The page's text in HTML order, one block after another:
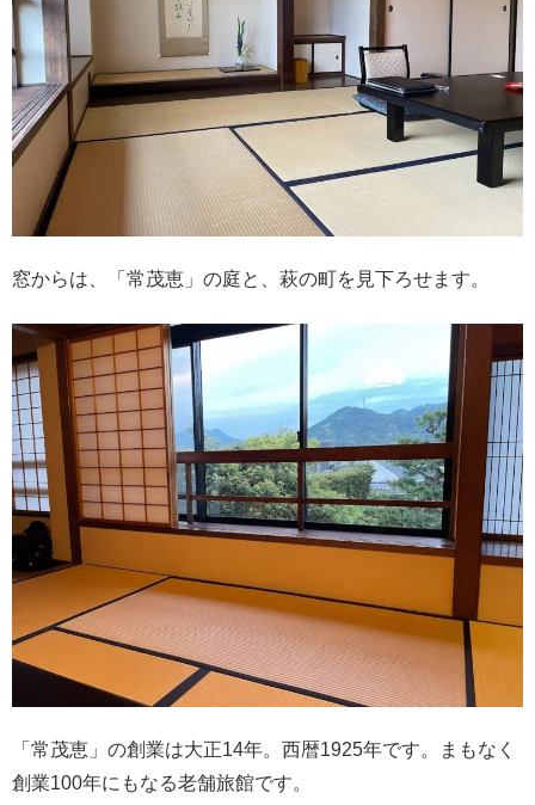
窓からは、「常茂恵」の庭と、萩の町を見下ろせます。
「常茂恵」の創業は大正14年。西暦1925年です。まもなく
創業100年にもなる老舗旅館です。